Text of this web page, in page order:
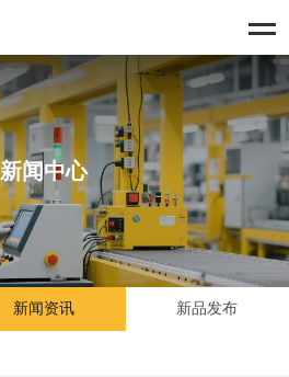
新闻中心
新闻资讯 新品发布